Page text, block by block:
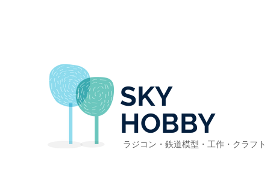
SKY
HOBBY
ラジコン・鉄道模型・工作・クラフト